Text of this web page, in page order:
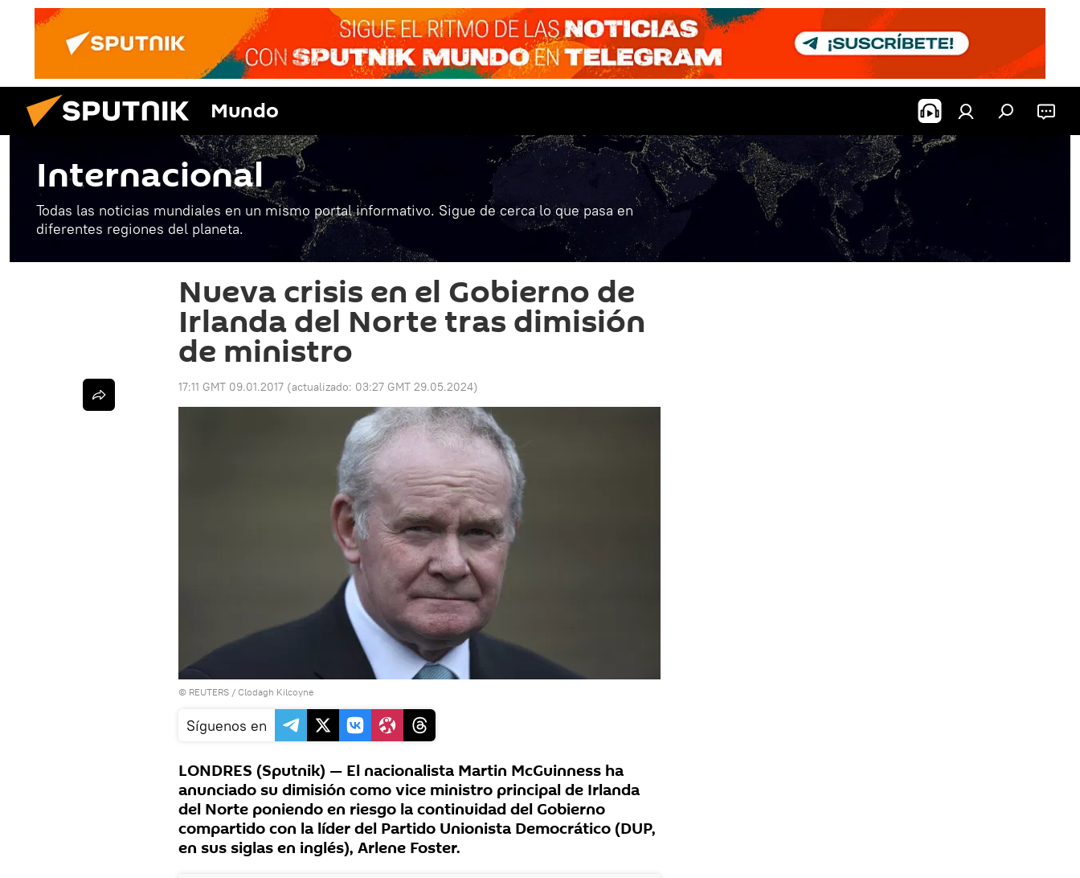
Mundo
Internacional
Todas las noticias mundiales en un mismo portal informativo. Sigue de cerca lo que pasa en
diferentes regiones del planeta.
Nueva crisis en el Gobierno de
Irlanda del Norte tras dimisión
de ministro
17:11 GMT 09.01.2017 (actualizado: 03:27 GMT 29.05.2024)
© REUTERS / Clodagh Kilcoyne
Síguenos en
LONDRES (Sputnik) — El nacionalista Martin McGuinness ha
anunciado su dimisión como vice ministro principal de Irlanda
del Norte poniendo en riesgo la continuidad del Gobierno
compartido con la líder del Partido Unionista Democrático (DUP,
en sus siglas en inglés), Arlene Foster.